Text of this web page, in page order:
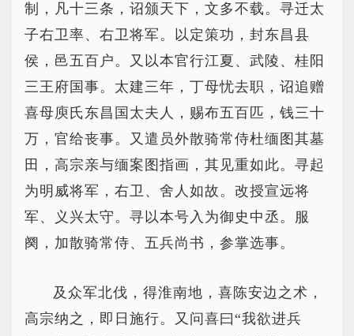
制，凡十三条，诏颁天下，文多不载。寻迁太
子右卫率、右卫将军。以定策功，封东昌县
侯，邑五百户。又以本官行江夏、武陵、桂阳
三王府国事。太建三年，丁母忧去职，诏追赠
喜母庾氏东昌国太夫人，赐布五百匹，钱三十
万，官给丧事。又遣员外散骑常侍杜缅图其墓
田，高宗亲与缅案图指画，其见重如此。寻起
为明威将军，右卫、舍人如故。改授宣远将
军、义兴太守。寻以本号入为御史中丞。服
阕，加散骑常侍、五兵尚书，参掌选事。
及众军北伐，得淮南地，喜陈安边之术，
高宗纳之，即日施行。又问喜曰“我欲进兵